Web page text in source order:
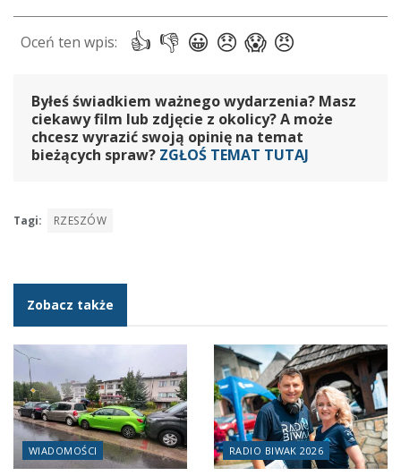
Byłeś świadkiem ważnego wydarzenia? Masz
ciekawy film lub zdjęcie z okolicy? A może
chcesz wyrazić swoją opinię na temat
bieżących spraw? ZGŁOŚ TEMAT TUTAJ
Tagi: RZESZÓW
Zobacz także
WIADOMOŚCI RADIO BIWAK 2026